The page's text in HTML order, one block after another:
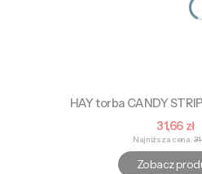
HAY torba CANDY
Cena
31,66 zł
Najniższa cena:
Zobacz